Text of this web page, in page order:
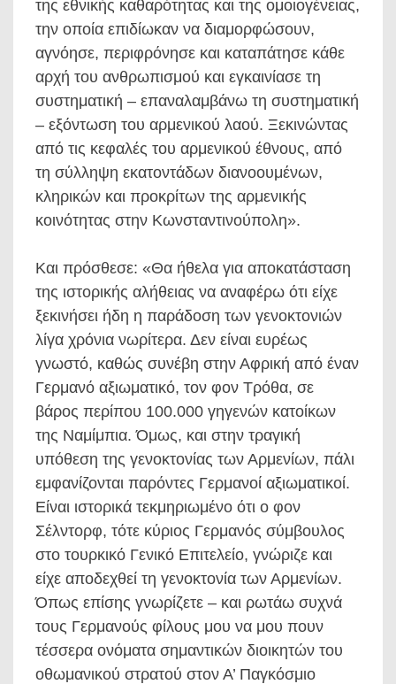
της εθνικής καθαρότητας και της ομοιογένειας,
την οποία επιδίωκαν να διαμορφώσουν,
αγνόησε, περιφρόνησε και καταπάτησε κάθε
αρχή του ανθρωπισμού και εγκαινίασε τη
συστηματική – επαναλαμβάνω τη συστηματική
– εξόντωση του αρμενικού λαού. Ξεκινώντας
από τις κεφαλές του αρμενικού έθνους, από
τη σύλληψη εκατοντάδων διανοουμένων,
κληρικών και προκρίτων της αρμενικής
κοινότητας στην Κωνσταντινούπολη».
Και πρόσθεσε: «Θα ήθελα για αποκατάσταση
της ιστορικής αλήθειας να αναφέρω ότι είχε
ξεκινήσει ήδη η παράδοση των γενοκτονιών
λίγα χρόνια νωρίτερα. Δεν είναι ευρέως
γνωστό, καθώς συνέβη στην Αφρική από έναν
Γερμανό αξιωματικό, τον φον Τρόθα, σε
βάρος περίπου 100.000 γηγενών κατοίκων
της Ναμίμπια. Όμως, και στην τραγική
υπόθεση της γενοκτονίας των Αρμενίων, πάλι
εμφανίζονται παρόντες Γερμανοί αξιωματικοί.
Είναι ιστορικά τεκμηριωμένο ότι ο φον
Σέλντορφ, τότε κύριος Γερμανός σύμβουλος
στο τουρκικό Γενικό Επιτελείο, γνώριζε και
είχε αποδεχθεί τη γενοκτονία των Αρμενίων.
Όπως επίσης γνωρίζετε – και ρωτάω συχνά
τους Γερμανούς φίλους μου να μου πουν
τέσσερα ονόματα σημαντικών διοικητών του
οθωμανικού στρατού στον Α’ Παγκόσμιο